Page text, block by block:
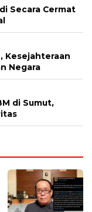
Secara Cermat
Kesejahteraan
Negara
di Sumut,